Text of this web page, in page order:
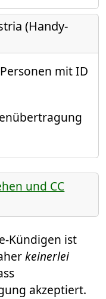
(Handy-
mit ID
und CC
Kündigen ist
keinerlei
akzeptiert.